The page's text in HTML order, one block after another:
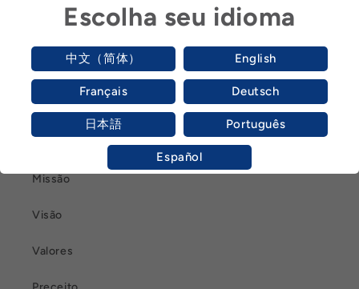
Termos Legais
Compromisso
Missão
Visão
Valores
Escolha seu idioma
中文（简体） English
Français Deutsch
日本語 Português
Español